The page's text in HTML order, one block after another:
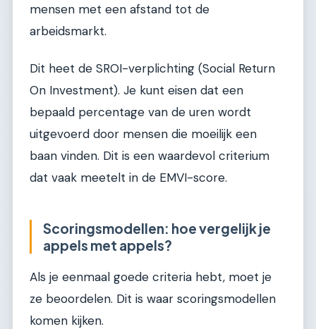
mensen met een afstand tot de
arbeidsmarkt.
Dit heet de SROI-verplichting (Social Return
On Investment). Je kunt eisen dat een
bepaald percentage van de uren wordt
uitgevoerd door mensen die moeilijk een
baan vinden. Dit is een waardevol criterium
dat vaak meetelt in de EMVI-score.
Scoringsmodellen: hoe vergelijk je
appels met appels?
Als je eenmaal goede criteria hebt, moet je
ze beoordelen. Dit is waar scoringsmodellen
komen kijken.